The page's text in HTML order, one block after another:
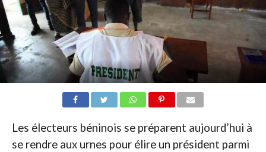
Les électeurs béninois se préparent aujourd’hui à
se rendre aux urnes pour élire un président parmi